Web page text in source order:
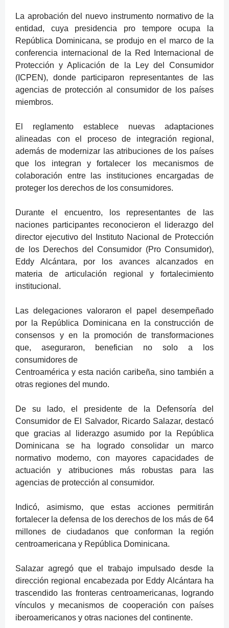
La aprobación del nuevo instrumento normativo de la
entidad, cuya presidencia pro tempore ocupa la
República Dominicana, se produjo en el marco de la
conferencia internacional de la Red Internacional de
Protección y Aplicación de la Ley del Consumidor
(ICPEN), donde participaron representantes de las
agencias de protección al consumidor de los países
miembros.
El reglamento establece nuevas adaptaciones
alineadas con el proceso de integración regional,
además de modernizar las atribuciones de los países
que los integran y fortalecer los mecanismos de
colaboración entre las instituciones encargadas de
proteger los derechos de los consumidores.
Durante el encuentro, los representantes de las
naciones participantes reconocieron el liderazgo del
director ejecutivo del Instituto Nacional de Protección
de los Derechos del Consumidor (Pro Consumidor),
Eddy Alcántara, por los avances alcanzados en
materia de articulación regional y fortalecimiento
institucional.
Las delegaciones valoraron el papel desempeñado
por la República Dominicana en la construcción de
consensos y en la promoción de transformaciones
que, aseguraron, benefician no solo a los
consumidores de
Centroamérica y esta nación caribeña, sino también a
otras regiones del mundo.
De su lado, el presidente de la Defensoría del
Consumidor de El Salvador, Ricardo Salazar, destacó
que gracias al liderazgo asumido por la República
Dominicana se ha logrado consolidar un marco
normativo moderno, con mayores capacidades de
actuación y atribuciones más robustas para las
agencias de protección al consumidor.
Indicó, asimismo, que estas acciones permitirán
fortalecer la defensa de los derechos de los más de 64
millones de ciudadanos que conforman la región
centroamericana y República Dominicana.
Salazar agregó que el trabajo impulsado desde la
dirección regional encabezada por Eddy Alcántara ha
trascendido las fronteras centroamericanas, logrando
vínculos y mecanismos de cooperación con países
iberoamericanos y otras naciones del continente.